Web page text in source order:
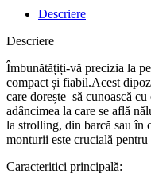
Descriere
Descriere
Îmbunătățiți-vă precizia la
compact și fiabil.Acest
care dorește să cunoască
adâncimea la care se află
la strolling, din barcă sau în
monturii este crucială
Caracteritici principală: